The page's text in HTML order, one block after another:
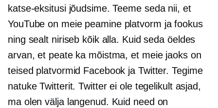
katse-eksitusi jõudsime. Teeme seda nii, et
YouTube on meie peamine platvorm ja fookus
ning sealt niriseb kõik alla. Kuid seda öeldes
arvan, et peate ka mõistma, et meie jaoks on
teised platvormid Facebook ja Twitter. Tegime
natuke Twitterit. Twitter ei ole tegelikult asjad,
ma olen välja langenud. Kuid need on